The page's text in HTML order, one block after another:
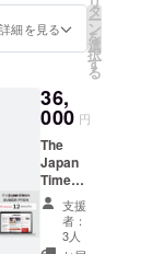
詳細を見る
タ
ー
ン
を
選
択
す
る
36,
000 円
The
Japan
Times
Premiu
m 12ヶ
月プラ
ン ※購
支援
者：
3人